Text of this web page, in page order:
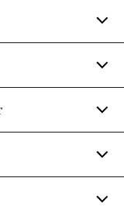
funktioner.
ekstra
gratis.